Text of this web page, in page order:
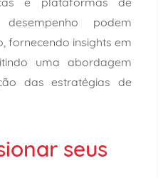
podem
fornecendo insights em
uma abordagem
das estratégias de
seus